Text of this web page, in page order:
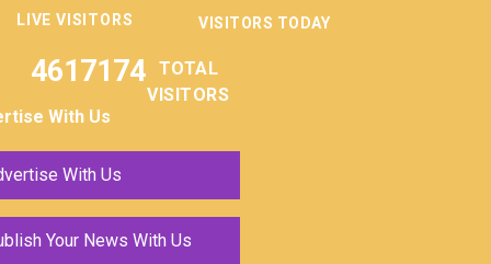
LIVE VISITORS VISITORS TODAY
4617174
TOTAL
VISITORS
With Us
With Us
Your News With Us